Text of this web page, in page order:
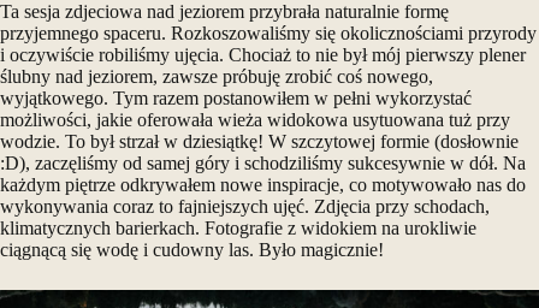
Ta sesja zdjeciowa nad jeziorem przybrała naturalnie formę
przyjemnego spaceru. Rozkoszowaliśmy się okolicznościami przyrody
i oczywiście robiliśmy ujęcia. Chociaż to nie był mój pierwszy plener
ślubny nad jeziorem, zawsze próbuję zrobić coś nowego,
wyjątkowego. Tym razem postanowiłem w pełni wykorzystać
możliwości, jakie oferowała wieża widokowa usytuowana tuż przy
wodzie. To był strzał w dziesiątkę! W szczytowej formie (dosłownie
:D), zaczęliśmy od samej góry i schodziliśmy sukcesywnie w dół. Na
każdym piętrze odkrywałem nowe inspiracje, co motywowało nas do
wykonywania coraz to fajniejszych ujęć. Zdjęcia przy schodach,
klimatycznych barierkach. Fotografie z widokiem na urokliwie
ciągnącą się wodę i cudowny las. Było magicznie!